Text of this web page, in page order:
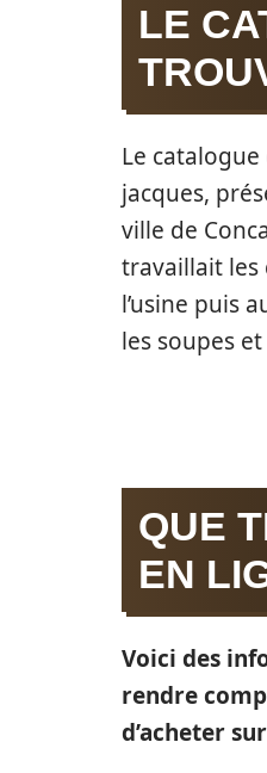
LE
Le
jacques,
ville de
travaillait les
l’usine puis
les soupes
QUE
EN
Voici des
rendre
d’acheter